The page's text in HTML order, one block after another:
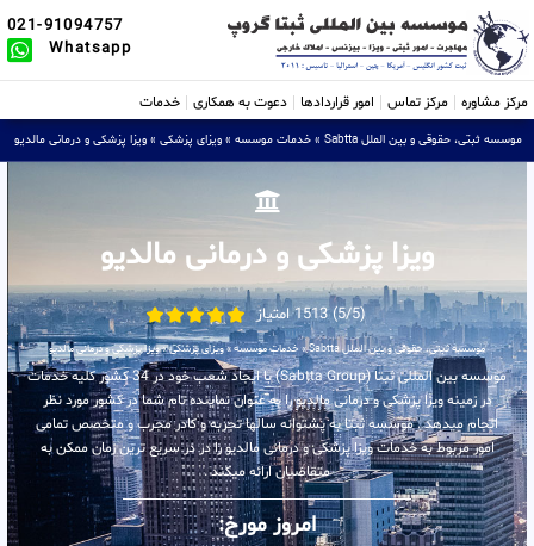
021-91094757
Whatsapp
مرکز مشاوره مرکز تماس امور قراردادها دعوت به همکاری خدمات
موسسه ثبتی، حقوقی و بین الملل Sabtta » خدمات موسسه » ویزای پزشکی » ویزا پزشکی و درمانی مالدیو
ویزا پزشکی و درمانی مالدیو
(5/5) 1513 امتیاز
موسسه ثبتی، حقوقی و بین الملل Sabtta »خدمات موسسه»ویزای پزشکی»ویزا پزشکی و درمانی مالدیو
موسسه بین المللی ثبتا (Sabtta Group) با ایجاد شعب خود در 34 کشور کلیه خدمات
در زمینه ویزا پزشکی و درمانی مالدیو را به عنوان نماینده تام شما در کشور مورد نظر
انجام میدهد . موسسه ثبتا به پشتوانه سالها تجربه و کادر مجرب و متخصص تمامی
امور مربوط به خدمات ویزا پزشکی و درمانی مالدیو را در در سریع ترین زمان ممکن به
متقاضیان ارائه میکند .
امروز مورخ: